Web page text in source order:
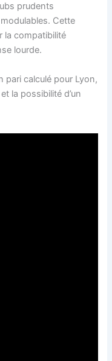
prudents
Cette
la compatibilité
lourde.
pari calculé pour Lyon,
la possibilité d’un